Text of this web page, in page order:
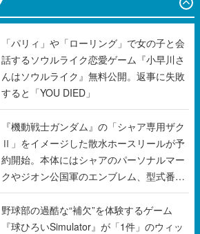
話するソウルライク恋愛ゲーム『小早川さ
んはソウルライク』無料公開。返事に失敗
すると「YOU DIED」
『機動戦士ガンダム』の「シャア専用ザク
Ⅱ」をイメージした散水ホースリールが予
約開始。本体にはシャアのパーソナルマー
クやジオン公国軍のエンブレム、型式番号
などを配置
野球部の過酷な“補欠”を体験するゲーム
『球ひろいSimulator』が「1件」のウィッ
シュリストをもとにチェコ語に対応しSNS
で話題に。『キングダム・カム』開発元や
チェコのプロ野球選手から称賛の声